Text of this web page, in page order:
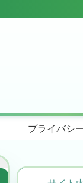
プライバシ